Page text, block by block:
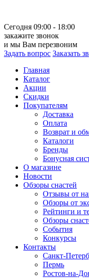
Сегодня 09:00 - 18:00
закажите звонок
и мы Вам перезвоним
Задать вопрос Заказать
Главная
Каталог
Акции
Скидки
Покупателям
Доставка
Оплата
Возврат и
Каталоги
Бренды
Бонусная
О магазине
Новости
Обзоры снастей
Отзывы от
Обзоры от
Рейтинги и
Обзоры
События
Конкурсы
Контакты
Санкт-
Пермь
Ростов-на-